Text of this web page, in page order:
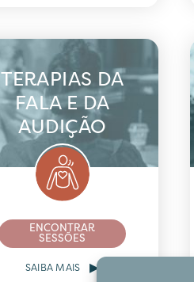
TERAPIAS DA
FALA E DA
AUDIÇÃO
ENCONTRAR
SESSÕES
SAIBA MAIS ▸